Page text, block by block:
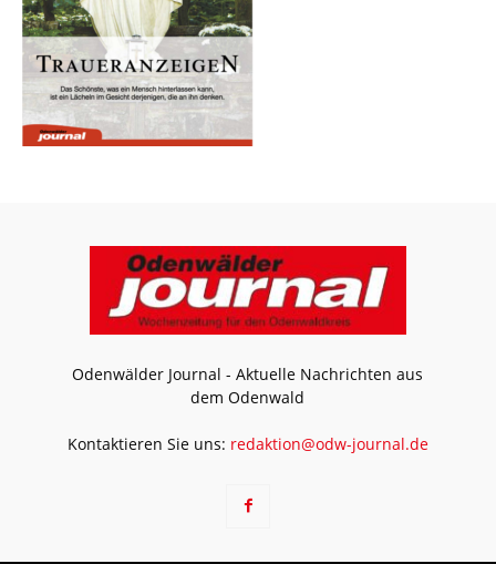
Odenwälder Journal - Aktuelle Nachrichten aus
dem Odenwald
Kontaktieren Sie uns: redaktion@odw-journal.de